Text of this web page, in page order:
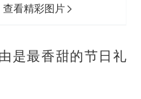
看精彩图片
是最香甜的节日礼